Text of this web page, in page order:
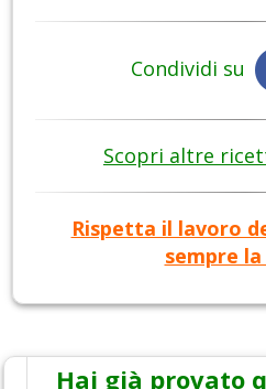
Condividi su
Scopri altre
Rispetta il lavoro
sempre
Hai già provato